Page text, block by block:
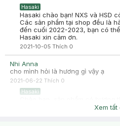
Hasaki
Hasaki chào bạn! NXS và HSD
Các sản phẩm tại shop đều là
đến cuối 2022-2023, bạn có
Hasaki xin cảm ơn.
2021-10-05 Thích 0
Nhi Anna
cho mình hỏi là hương gì vậy ạ
2021-06-22 Thích 0
Hasaki
Xem tất